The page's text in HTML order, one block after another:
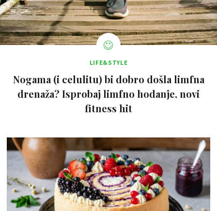
LIFE&STYLE
Nogama (i celulitu) bi dobro došla limfna
drenaža? Isprobaj limfno hodanje, novi
fitness hit